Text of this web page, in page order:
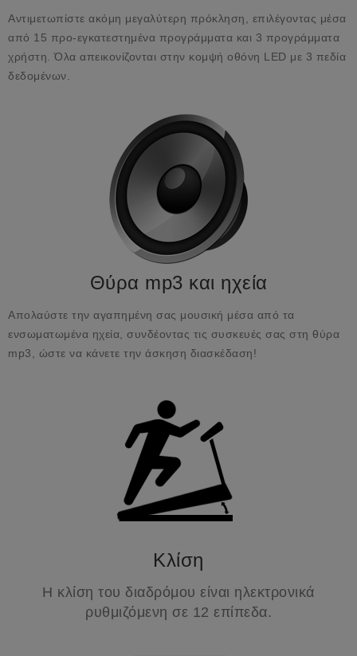
Αντιμετωπίστε ακόμη μεγαλύτερη πρόκληση, επιλέγοντας μέσα
από 15 προ-εγκατεστημένα προγράμματα και 3 προγράμματα
χρήστη. Όλα απεικονίζονται στην κομψή οθόνη LED με 3 πεδία
δεδομένων.
Θύρα mp3 και ηχεία
Απολαύστε την αγαπημένη σας μουσική μέσα από τα
ενσωματωμένα ηχεία, συνδέοντας τις συσκευές σας στη θύρα
mp3, ώστε να κάνετε την άσκηση διασκέδαση!
Κλίση
Η κλίση του διαδρόμου είναι ηλεκτρονικά
ρυθμιζόμενη σε 12 επίπεδα.